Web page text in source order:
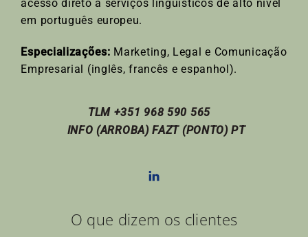
acesso direto a serviços linguísticos de alto nível
em português europeu.
Especializações: Marketing, Legal e Comunicação
Empresarial (inglês, francês e espanhol).
TLM +351 968 590 565
INFO (ARROBA) FAZT (PONTO) PT
O que dizem os clientes